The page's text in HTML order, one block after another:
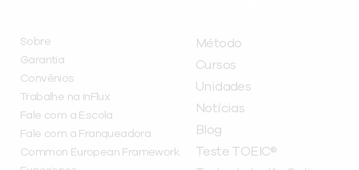
Sobre
Garantia
Convênios
Trabalhe na inFlux
Fale com a Escola
Fale com a Franqueadora
Common European Framework
Método
Cursos
Unidades
Notícias
Blog
Teste TOEIC®